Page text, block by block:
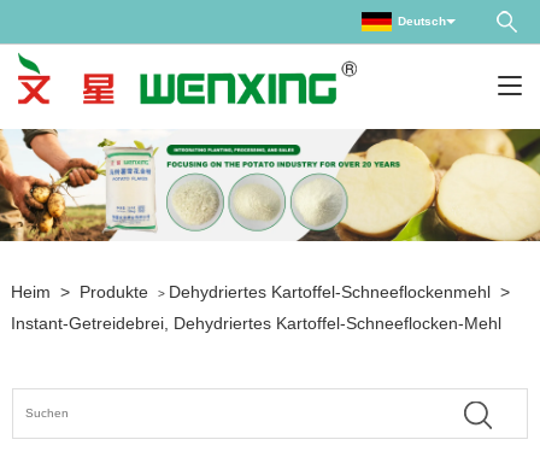
Deutsch
Heim > Produkte > Dehydriertes Kartoffel-Schneeflockenmehl >
Instant-Getreidebrei, Dehydriertes Kartoffel-Schneeflocken-Mehl